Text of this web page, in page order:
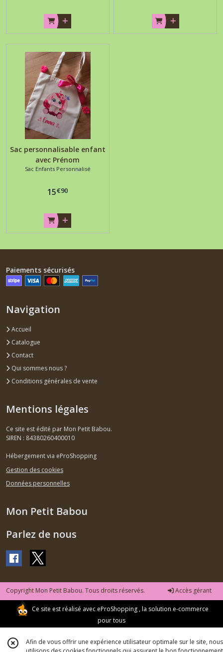
Sac personnalisable enfant
avec Prénom
Sac Enfants Personnalisé
15€90
Paiements sécurisés
Navigation
Accueil
Catalogue
Contact
Qui sommes nous ?
Conditions générales de vente
Mentions légales
Ce site est édité par Mon Petit Babou.
SIREN : 84380260400010
Hébergement via eProShopping
Gestion des cookies
Données personnelles
Mon Petit Babou
Parlez de nous
Copyright Mon Petit Babou. Tous droits réservés. Accès gérant
Ce site est réalisé avec eProShopping , la solution e-commerce
pour tous
Afin de vous offrir une expérience utilisateur optimale sur le site, nous